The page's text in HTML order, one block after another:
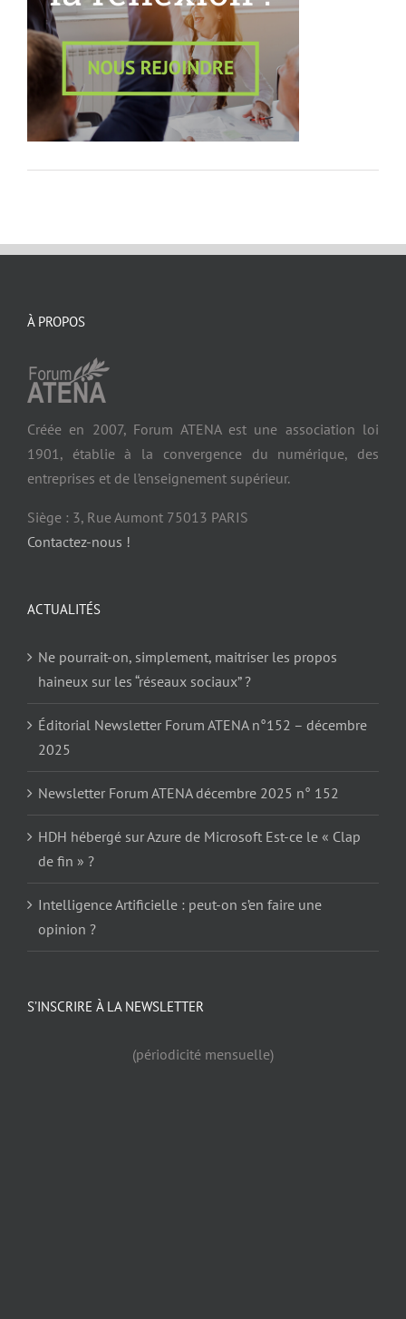
À PROPOS
Créée en 2007, Forum ATENA est une association loi
1901, établie à la convergence du numérique, des
entreprises et de l’enseignement supérieur.
Siège : 3, Rue Aumont 75013 PARIS
Contactez-nous !
ACTUALITÉS
Ne pourrait-on, simplement, maitriser les propos
haineux sur les “réseaux sociaux” ?
Éditorial Newsletter Forum ATENA n°152 – décembre
2025
Newsletter Forum ATENA décembre 2025 n° 152
HDH hébergé sur Azure de Microsoft Est-ce le « Clap
de fin » ?
Intelligence Artificielle : peut-on s’en faire une
opinion ?
S’INSCRIRE À LA NEWSLETTER
(périodicité mensuelle)